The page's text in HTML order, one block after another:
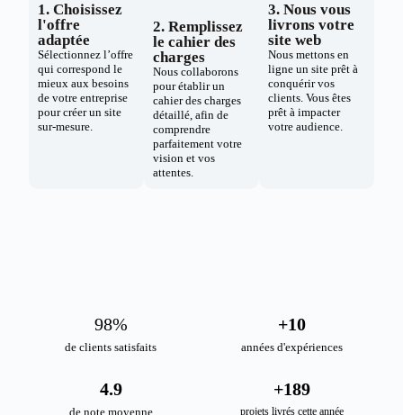
1. Choisissez
l'offre
adaptée
Sélectionnez l’offre
qui correspond le
mieux aux besoins
de votre entreprise
pour créer un site
sur-mesure.
2. Remplissez
le cahier des
charges
Nous collaborons
pour établir un
cahier des charges
détaillé, afin de
comprendre
parfaitement votre
vision et vos
attentes.
3. Nous vous
livrons votre
site web
Nous mettons en
ligne un site prêt à
conquérir vos
clients. Vous êtes
prêt à impacter
votre audience.
de clients satisfaits
98%
années d'expériences
+10
de note moyenne
4.9
projets livrés cette année
+189